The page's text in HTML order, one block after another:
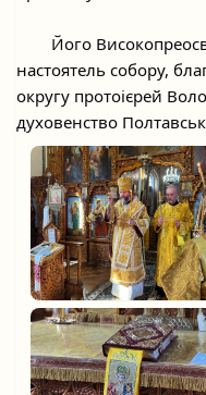
настоятель собору,
округу протоієрей
духовенство